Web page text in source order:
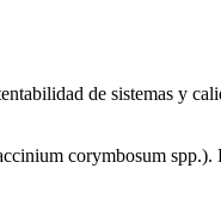
de sistemas y
corymbosum